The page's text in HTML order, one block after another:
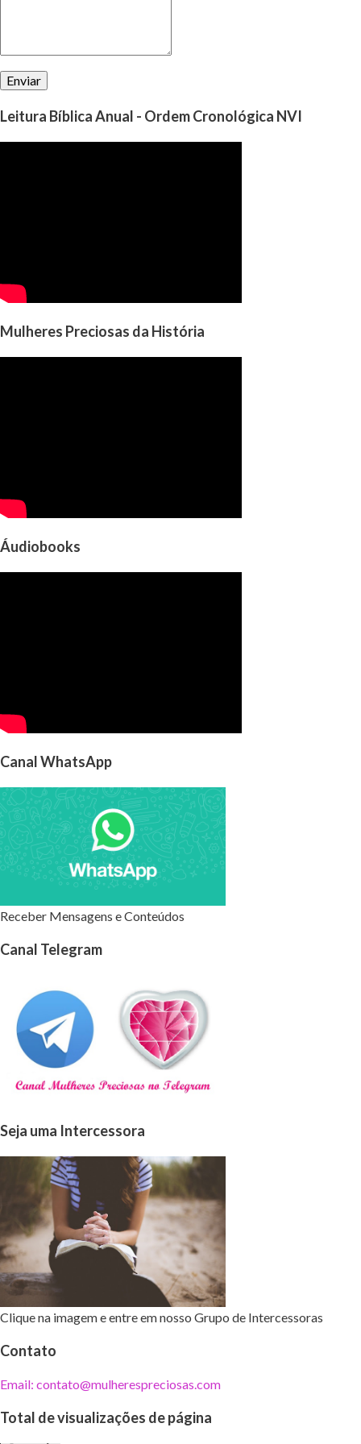
Leitura Bíblica Anual - Ordem Cronológica NVI
Mulheres Preciosas da História
Áudiobooks
Canal WhatsApp
Receber Mensagens e Conteúdos
Canal Telegram
Seja uma Intercessora
Clique na imagem e entre em nosso Grupo de Intercessoras
Contato
Email: contato@mulherespreciosas.com
Total de visualizações de página